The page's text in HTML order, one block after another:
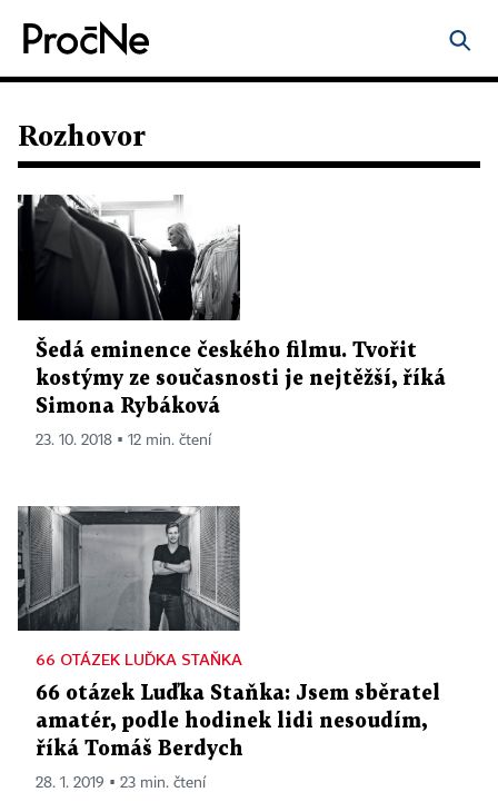
Rozhovor
Šedá eminence českého filmu. Tvořit
kostýmy ze současnosti je nejtěžší, říká
Simona Rybáková
23. 10. 2018 ▪ 12 min. čtení
66 OTÁZEK LUĎKA STAŇKA
66 otázek Luďka Staňka: Jsem sběratel
amatér, podle hodinek lidi nesoudím,
říká Tomáš Berdych
28. 1. 2019 ▪ 23 min. čtení